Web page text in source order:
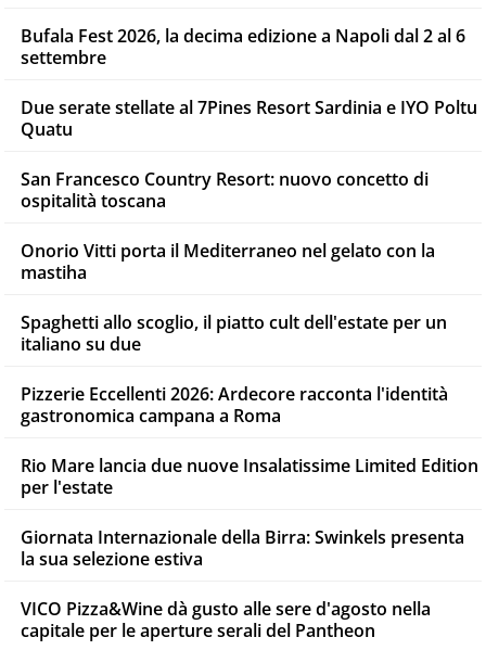
Bufala Fest 2026, la decima edizione a Napoli dal 2 al 6
settembre
Due serate stellate al 7Pines Resort Sardinia e IYO Poltu
Quatu
San Francesco Country Resort: nuovo concetto di
ospitalità toscana
Onorio Vitti porta il Mediterraneo nel gelato con la
mastiha
Spaghetti allo scoglio, il piatto cult dell'estate per un
italiano su due
Pizzerie Eccellenti 2026: Ardecore racconta l'identità
gastronomica campana a Roma
Rio Mare lancia due nuove Insalatissime Limited Edition
per l'estate
Giornata Internazionale della Birra: Swinkels presenta
la sua selezione estiva
VICO Pizza&Wine dà gusto alle sere d'agosto nella
capitale per le aperture serali del Pantheon